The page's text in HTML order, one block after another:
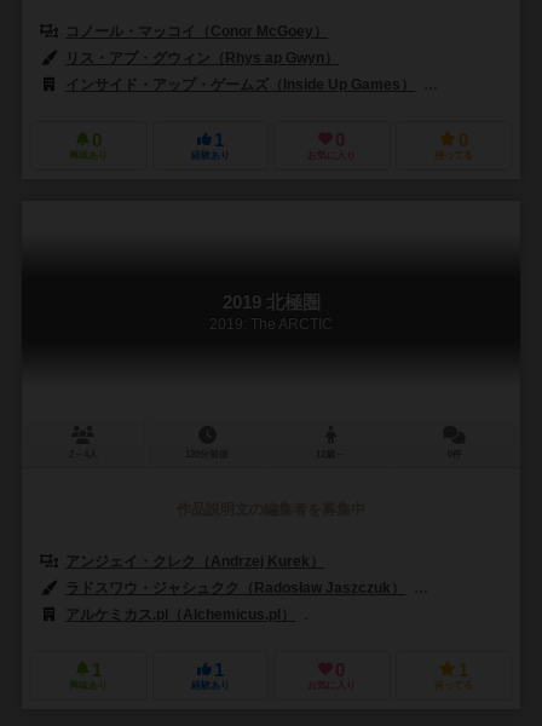
コノール・マッコイ（Conor McGoey）
リス・アプ・グウィン（Rhys ap Gwyn）
インサイド・アップ・ゲームズ（Inside Up Games）
0
興味あり
1
経験あり
0
お気に入り
0
持ってる
2019 北極圏
2019: The ARCTIC
アンジェイ・クレク（Andrzej Kurek）
ラドスワウ・ジャシュクク（Radosław Jaszczuk）
アルケミカス.pl（Alchemicus.pl）
1
興味あり
1
経験あり
0
お気に入り
1
持ってる